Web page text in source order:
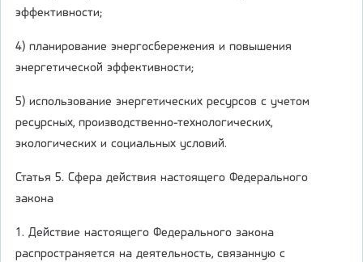
эффективности;
4) планирование энергосбережения и повышения
энергетической эффективности;
5) использование энергетических ресурсов с учетом
ресурсных, производственно-технологических,
экологических и социальных условий.
Статья 5. Сфера действия настоящего Федерального
закона
1. Действие настоящего Федерального закона
распространяется на деятельность, связанную с